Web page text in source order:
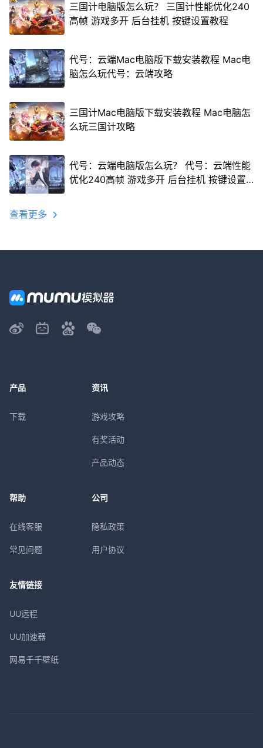
三国计电脑版怎么玩？ 三国计性能优化240
高帧 游戏多开 后台挂机 按键设置教程
代号：云端Mac电脑版下载安装教程 Mac电
脑怎么玩代号：云端攻略
三国计Mac电脑版下载安装教程 Mac电脑怎
么玩三国计攻略
代号：云端电脑版怎么玩？ 代号：云端性能
优化240高帧 游戏多开 后台挂机 按键设置
查看更多
产品
下载
资讯
游戏攻略
有奖活动
产品动态
帮助
在线客服
常见问题
公司
隐私政策
用户协议
友情链接
UU远程
UU加速器
网易千千壁纸